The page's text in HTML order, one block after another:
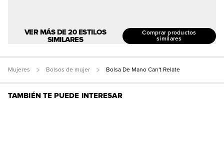
VER MÁS DE 20 ESTILOS
SIMILARES
Comprar productos
similares
Mujeres Bolsos de mujer Bolsa De Mano Can't Relate
TAMBIÉN TE PUEDE INTERESAR